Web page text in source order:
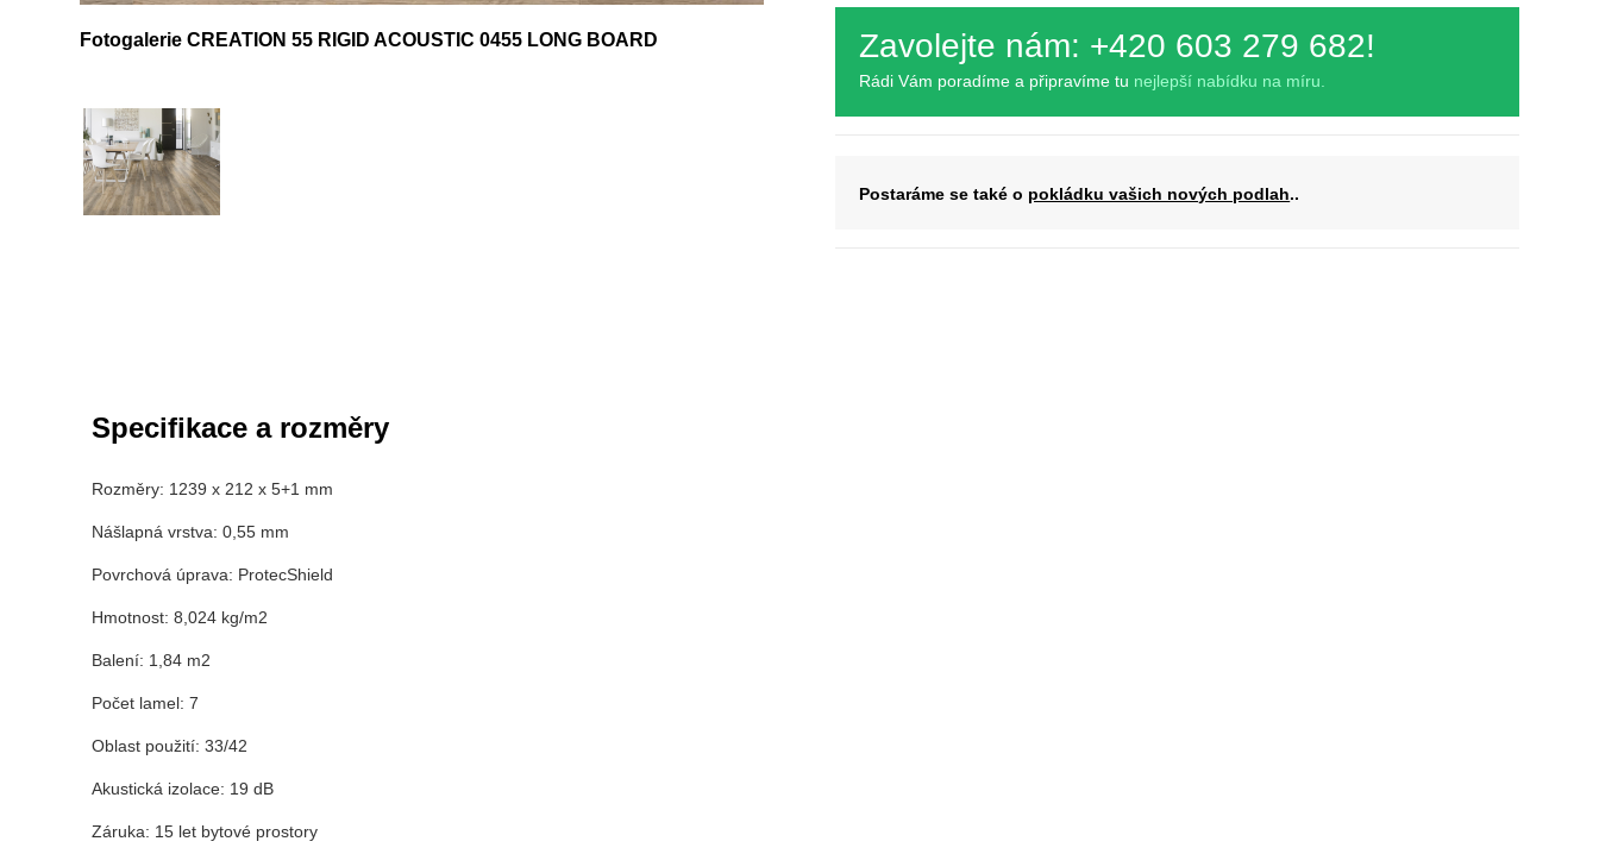
Fotogalerie CREATION 55 RIGID ACOUSTIC 0455 LONG BOARD Zavolejte nám: +420 603 279 682!
Rádi Vám poradíme a připravíme tu nejlepší nabídku na míru.
Postaráme se také o pokládku vašich nových podlah..
Specifikace a rozměry
Rozměry: 1239 x 212 x 5+1 mm
Nášlapná vrstva: 0,55 mm
Povrchová úprava: ProtecShield
Hmotnost: 8,024 kg/m2
Balení: 1,84 m2
Počet lamel: 7
Oblast použití: 33/42
Akustická izolace: 19 dB
Záruka: 15 let bytové prostory